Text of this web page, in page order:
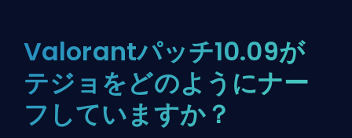
Valorantパッチ10.09が
テジョをどのようにナー
フしていますか？